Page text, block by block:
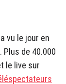
vu le jour en
de 40.000
le live sur